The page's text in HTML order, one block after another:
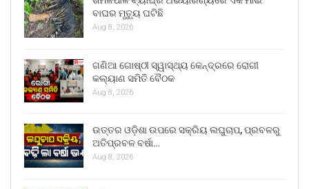
ବାଘର ମୃତ୍ୟୁ ଘଟିଛି
Aug 8, 2026
ଗଣିଆ ଗୋଷ୍ଠୀ ସ୍ୱାସ୍ଥ୍ୟ କେନ୍ଦ୍ରରେ ରୋଗୀ
କଲ୍ୟାଣ ସମିତି ବୈଠକ
Aug 8, 2026
ଉତ୍ତର ଓଡ଼ିଶା ଉପରେ ସକ୍ରିୟ ଲଘୁଚାପ, ପ୍ରବଳରୁ
ଅତିପ୍ରବଳ ବର୍ଷା…
Aug 8, 2026